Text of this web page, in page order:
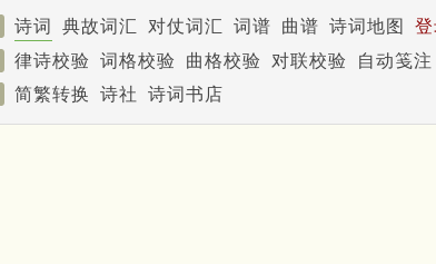
诗词 典故词汇 对仗词汇 词谱 曲谱 诗词地图
律诗校验 词格校验 曲格校验 对联校验
自动笺注
简繁转换 诗社 诗词书店